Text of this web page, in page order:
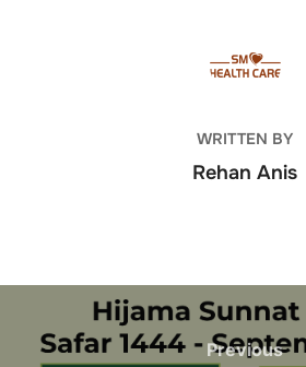
WRITTEN BY
Rehan Anis
navigation
Previous
Previous